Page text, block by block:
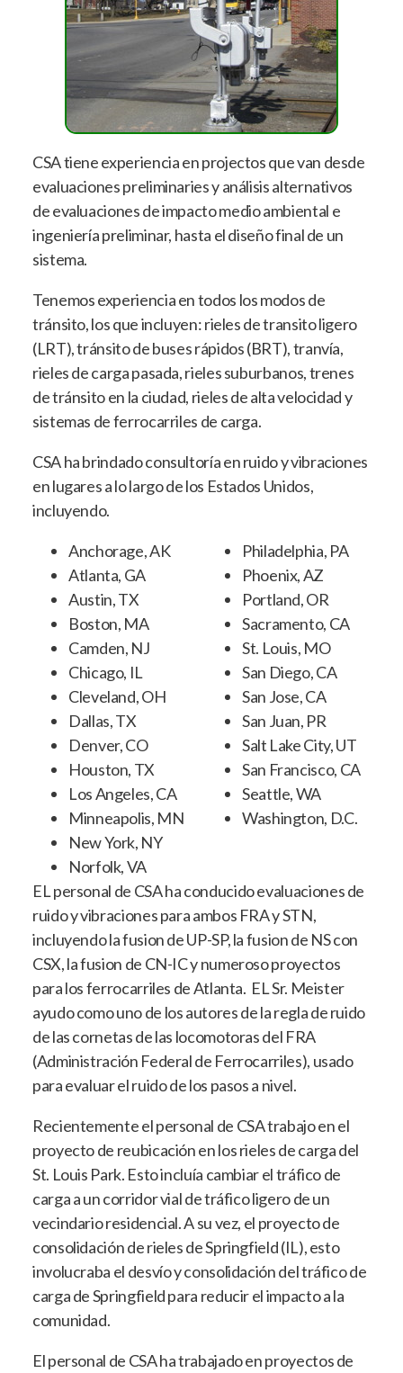
CSA tiene experiencia en projectos que van desde
evaluaciones preliminaries y análisis alternativos
de evaluaciones de impacto medio ambiental e
ingeniería preliminar, hasta el diseño final de un
sistema.
Tenemos experiencia en todos los modos de
tránsito, los que incluyen: rieles de transito ligero
(LRT), tránsito de buses rápidos (BRT), tranvía,
rieles de carga pasada, rieles suburbanos, trenes
de tránsito en la ciudad, rieles de alta velocidad y
sistemas de ferrocarriles de carga.
CSA ha brindado consultoría en ruido y vibraciones
en lugares a lo largo de los Estados Unidos,
incluyendo.
Anchorage, AK
Atlanta, GA
Austin, TX
Boston, MA
Camden, NJ
Chicago, IL
Cleveland, OH
Dallas, TX
Denver, CO
Houston, TX
Los Angeles, CA
Minneapolis, MN
New York, NY
Norfolk, VA
Philadelphia, PA
Phoenix, AZ
Portland, OR
Sacramento, CA
St. Louis, MO
San Diego, CA
San Jose, CA
San Juan, PR
Salt Lake City, UT
San Francisco, CA
Seattle, WA
Washington, D.C.
EL personal de CSA ha conducido evaluaciones de
ruido y vibraciones para ambos FRA y STN,
incluyendo la fusion de UP-SP, la fusion de NS con
CSX, la fusion de CN-IC y numeroso proyectos
para los ferrocarriles de Atlanta. EL Sr. Meister
ayudo como uno de los autores de la regla de ruido
de las cornetas de las locomotoras del FRA
(Administración Federal de Ferrocarriles), usado
para evaluar el ruido de los pasos a nivel.
Recientemente el personal de CSA trabajo en el
proyecto de reubicación en los rieles de carga del
St. Louis Park. Esto incluía cambiar el tráfico de
carga a un corridor vial de tráfico ligero de un
vecindario residencial. A su vez, el proyecto de
consolidación de rieles de Springfield (IL), esto
involucraba el desvío y consolidación del tráfico de
carga de Springfield para reducir el impacto a la
comunidad.
El personal de CSA ha trabajado en proyectos de